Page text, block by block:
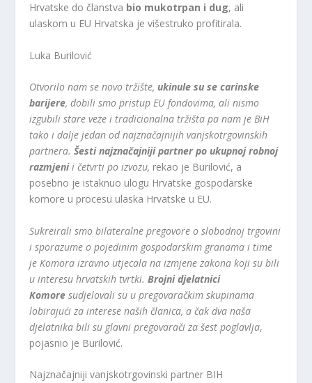
Hrvatske do članstva bio mukotrpan i dug, ali
ulaskom u EU Hrvatska je višestruko profitirala.
Luka Burilović
Otvorilo nam se novo tržište, ukinule su se carinske
barijere, dobili smo pristup EU fondovima, ali nismo
izgubili stare veze i tradicionalna tržišta pa nam je BiH
tako i dalje jedan od najznačajnijih vanjskotrgovinskih
partnera.Šesti najznačajniji partner po ukupnoj robnoj
razmjenii četvrti po izvozu, rekao je Burilović, a
posebno je istaknuo ulogu Hrvatske gospodarske
komore u procesu ulaska Hrvatske u EU.
Sukreirali smo bilateralne pregovore o slobodnoj trgovini
i sporazume o pojedinim gospodarskim granama i time
je Komora izravno utjecala na izmjene zakona koji su bili
u interesu hrvatskih tvrtki.Brojni djelatnici
Komore sudjelovali su u pregovaračkim skupinama
lobirajući za interese naših članica, a čak dva naša
djelatnika bili su glavni pregovarači za šest poglavlja,
pojasnio je Burilović.
Najznačajniji vanjskotrgovinski partner BIH